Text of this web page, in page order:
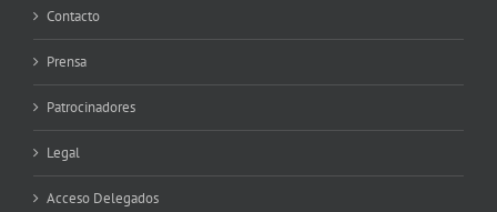
Contacto
Prensa
Patrocinadores
Legal
Acceso Delegados